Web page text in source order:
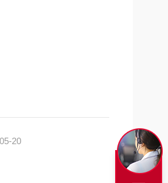
效防止反应介质倒灌污染
20